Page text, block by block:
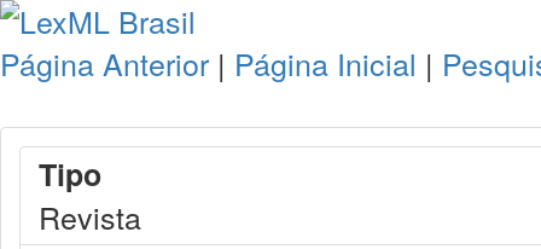
Página Anterior | Página Inicial |
Tipo
Revista